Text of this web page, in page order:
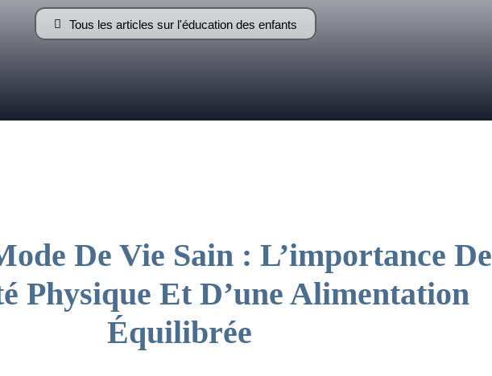
Tous les articles sur l'éducation des enfants
De Vie Sain : L’importance De
Physique Et D’une Alimentation
Équilibrée